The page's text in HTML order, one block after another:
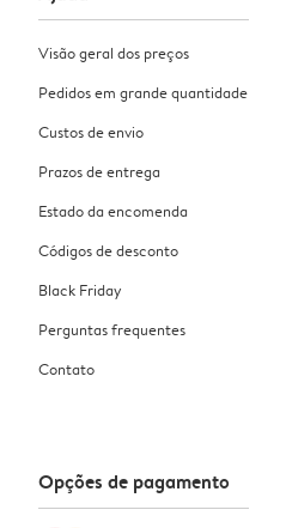
Visão geral dos preços
Pedidos em grande quantidade
Custos de envio
Prazos de entrega
Estado da encomenda
Códigos de desconto
Black Friday
Perguntas frequentes
Contato
Opções de pagamento